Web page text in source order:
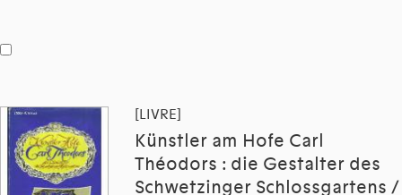
[LIVRE]
Künstler am Hofe Carl
Théodors : die Gestalter des
Schwetzinger Schlossgartens /